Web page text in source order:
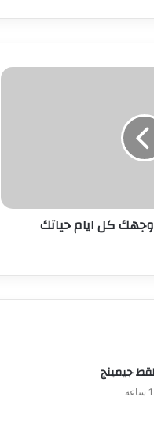
كل ايام حياتك
جيمينج